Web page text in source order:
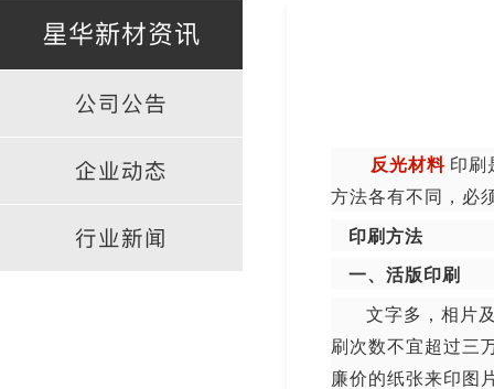
星华新材资讯
公司公告
企业动态
行业新闻
反光材料 印刷
方法各有不同，必
印刷方法
一、活版印刷
文字多，相片
刷次数不宜超过三
廉价的纸张来印图